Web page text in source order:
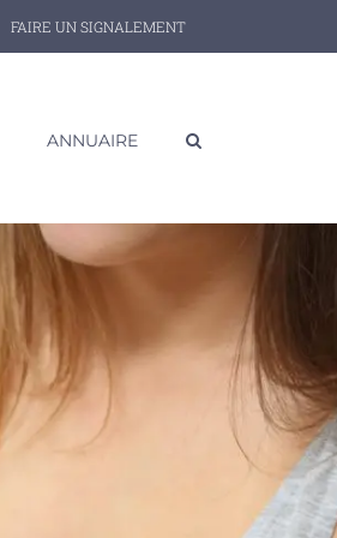
FAIRE UN SIGNALEMENT
ANNUAIRE